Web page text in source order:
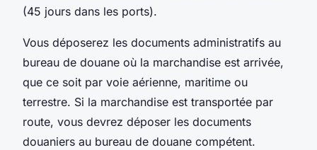
(45 jours dans les ports).
Vous déposerez les documents administratifs au
bureau de douane où la marchandise est arrivée,
que ce soit par voie aérienne, maritime ou
terrestre. Si la marchandise est transportée par
route, vous devrez déposer les documents
douaniers au bureau de douane compétent.